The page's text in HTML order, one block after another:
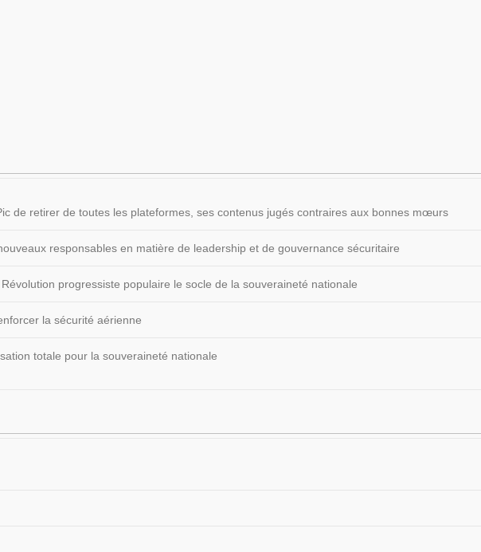
de retirer de toutes les plateformes, ses contenus jugés contraires aux bonnes mœurs
responsables en matière de leadership et de gouvernance sécuritaire
progressiste populaire le socle de la souveraineté nationale
la sécurité aérienne
totale pour la souveraineté nationale